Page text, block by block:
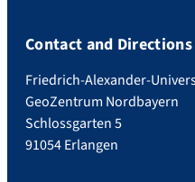
Contact and Directions
Friedrich-Alexander-
GeoZentrum Nordbayern
Schlossgarten 5
91054 Erlangen